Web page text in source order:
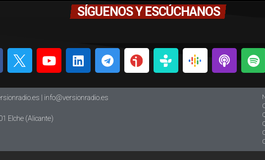
SÍGUENOS Y ESCÚCHANOS
| info@versionradio.es
Elche (Alicante)